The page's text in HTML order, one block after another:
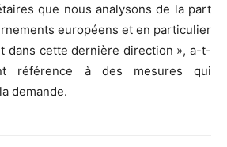
que nous analysons de la part
européens et en particulier
dans cette dernière direction », a-t-
référence à des mesures qui
demande.